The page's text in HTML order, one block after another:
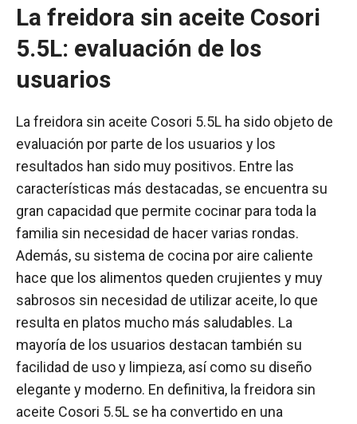
La freidora sin aceite Cosori
5.5L: evaluación de los
usuarios
La freidora sin aceite Cosori 5.5L ha sido objeto de
evaluación por parte de los usuarios y los
resultados han sido muy positivos. Entre las
características más destacadas, se encuentra su
gran capacidad que permite cocinar para toda la
familia sin necesidad de hacer varias rondas.
Además, su sistema de cocina por aire caliente
hace que los alimentos queden crujientes y muy
sabrosos sin necesidad de utilizar aceite, lo que
resulta en platos mucho más saludables. La
mayoría de los usuarios destacan también su
facilidad de uso y limpieza, así como su diseño
elegante y moderno. En definitiva, la freidora sin
aceite Cosori 5.5L se ha convertido en una